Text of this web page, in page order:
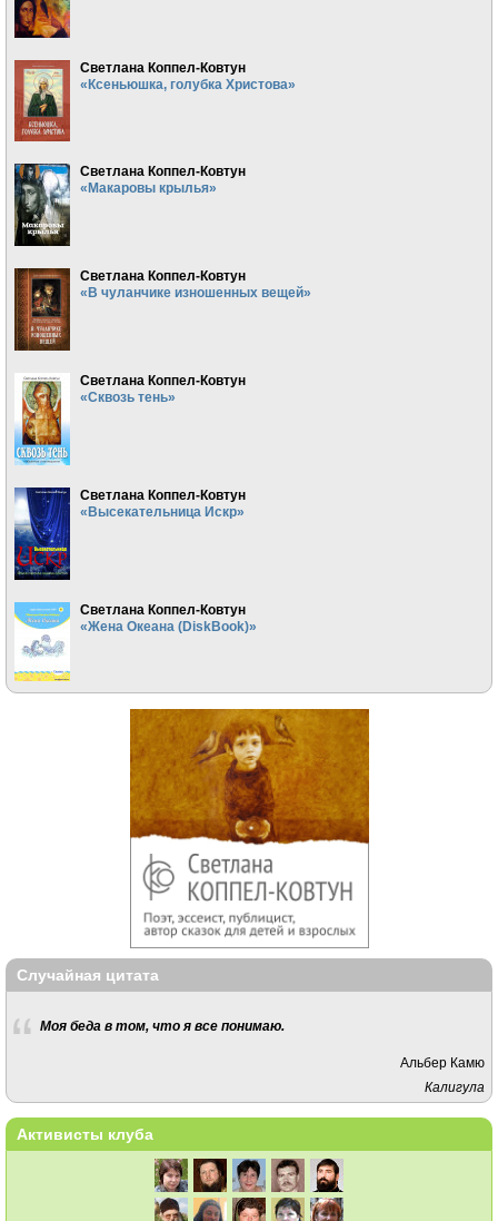
Светлана Коппел-Ковтун
«Ксеньюшка, голубка Христова»
Светлана Коппел-Ковтун
«Макаровы крылья»
Светлана Коппел-Ковтун
«В чуланчике изношенных вещей»
Светлана Коппел-Ковтун
«Сквозь тень»
Светлана Коппел-Ковтун
«Высекательница Искр»
Светлана Коппел-Ковтун
«Жена Океана (DiskBook)»
Случайная цитата
Моя беда в том, что я все понимаю.
Альбер Камю
Калигула
Активисты клуба